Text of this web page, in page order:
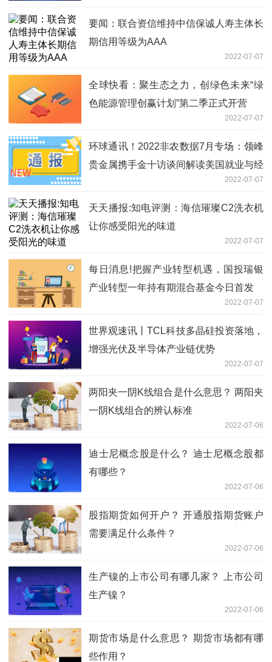
要闻：联合资信维持中信保诚人寿主体长
期信用等级为AAA
2022-07-07
全球快看：聚生态之力，创绿色未来“绿
色能源管理创赢计划”第二季正式开营
2022-07-07
环球通讯！2022非农数据7月专场：领峰
贵金属携手金十访谈间解读美国就业与经
2022-07-07
天天播报:知电评测：海信璀璨C2洗衣机
让你感受阳光的味道
2022-07-07
每日消息!把握产业转型机遇，国投瑞银
产业转型一年持有期混合基金今日首发
2022-07-07
世界观速讯丨TCL科技多晶硅投资落地，
增强光伏及半导体产业链优势
2022-07-07
两阳夹一阴K线组合是什么意思？ 两阳夹
一阴K线组合的辨认标准
2022-07-06
迪士尼概念股是什么？ 迪士尼概念股都
有哪些？
2022-07-06
股指期货如何开户？ 开通股指期货账户
需要满足什么条件？
2022-07-06
生产镍的上市公司有哪几家？ 上市公司
生产镍？
2022-07-06
期货市场是什么意思？ 期货市场都有哪
些作用？